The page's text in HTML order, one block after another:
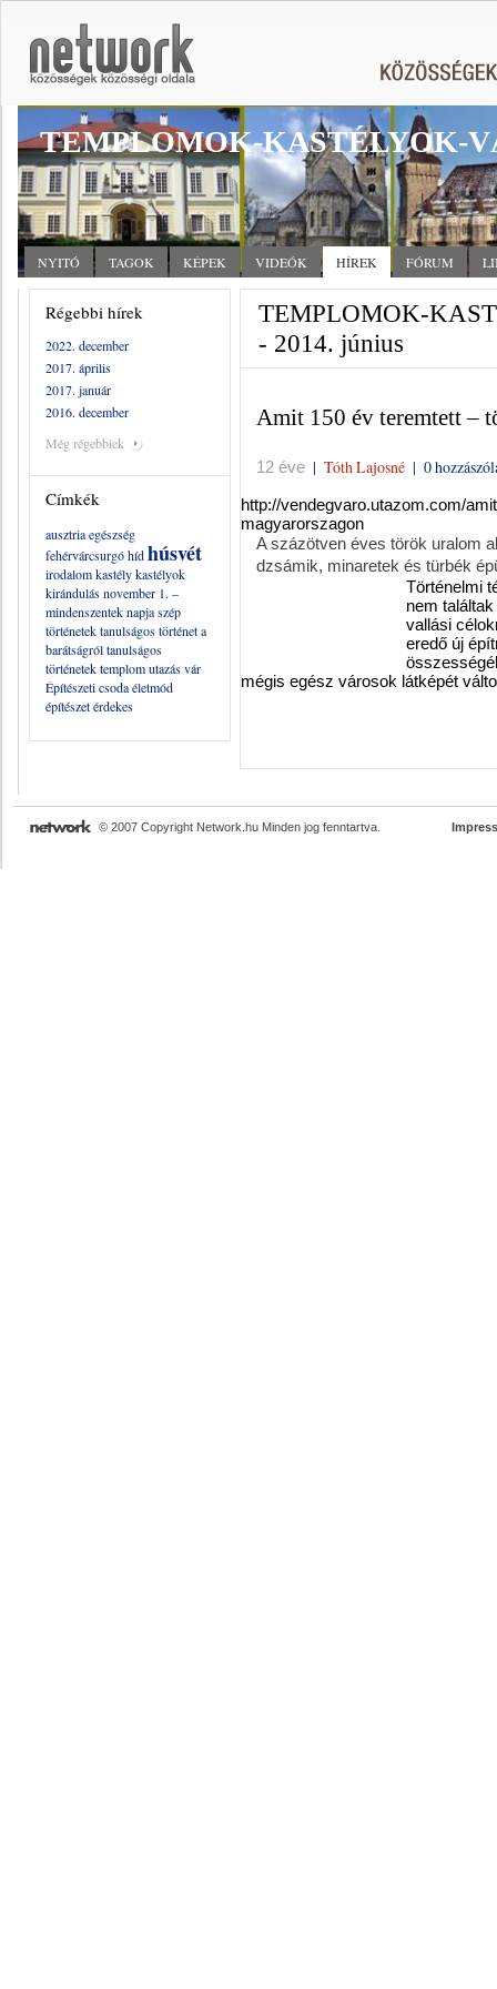
TEMPLOMOK-KASTÉLYOK-
NYITÓ TAGOK KÉPEK VIDEÓK HÍREK FÓRUM
Régebbi hírek
2022. december
2017. április
2017. január
2016. december
Még régebbiek
Címkék
ausztriaegészség
fehérvárcsurgóhídhúsvét
irodalomkastélykastélyok
kirándulásnovember 1. –
mindenszentek napjaszép
történetektanulságos történet a
barátságróltanulságos
történetektemplomutazásvár
Építészeti csodaéletmód
építészetérdekes
TEMPLOMOK-
- 2014. június
Amit 150 év teremtett –
12 éve | Tóth Lajosné | 0
http://vendegvaro.utazom.com/
magyarorszagon
A százötven éves török uralom
dzsámik, minaretek és türbék
Történelmi
nem
vallási
eredő új
mégis egész városok látképét
© 2007 Copyright Network.hu Minden jog fenntartva.